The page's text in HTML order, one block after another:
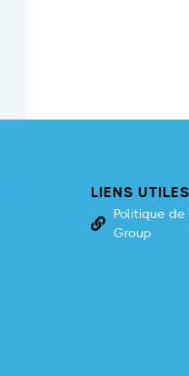
LIENS UTILES
Politique
Group